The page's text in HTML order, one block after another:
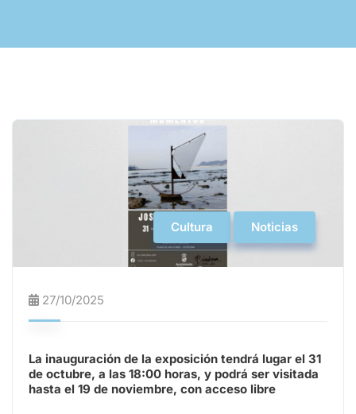
Cultura Noticias
27/10/2025
La inauguración de la exposición tendrá lugar el 31
de octubre, a las 18:00 horas, y podrá ser visitada
hasta el 19 de noviembre, con acceso libre